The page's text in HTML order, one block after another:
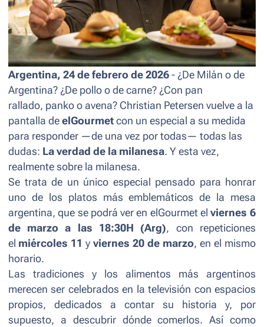
Argentina, 24 de febrero de 2026 - ¿De Milán o de
Argentina? ¿De pollo o de carne? ¿Con pan
rallado, panko o avena? Christian Petersen vuelve a la
pantalla de elGourmet con un especial a su medida
para responder —de una vez por todas— todas las
dudas: La verdad de la milanesa. Y esta vez,
realmente sobre la milanesa.
Se trata de un único especial pensado para honrar
uno de los platos más emblemáticos de la mesa
argentina, que se podrá ver en elGourmet el viernes 6
de marzo a las 18:30H (Arg), con repeticiones
el miércoles 11 y viernes 20 de marzo, en el mismo
horario.
Las tradiciones y los alimentos más argentinos
merecen ser celebrados en la televisión con espacios
propios, dedicados a contar su historia y, por
supuesto, a descubrir dónde comerlos. Así como